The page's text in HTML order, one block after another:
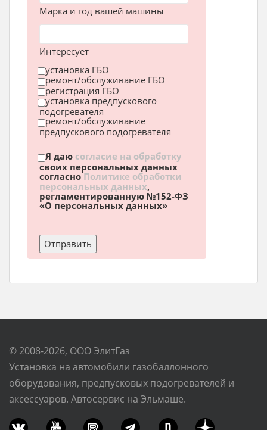
Марка и год вашей машины
Интересует
установка ГБО
ремонт/обслуживание ГБО
регистрация ГБО
установка предпускового
подогревателя
ремонт/обслуживание
предпускового подогревателя
Я даю согласие на обработку
своих персональных данных
согласноПолитике обработки
персональных данных,
регламентированную №152-ФЗ
«О персональных данных»
© 2008-2026, ООО ЭлитГаз
Установка на автомобили газобаллонного
оборудования, предпусковых подогревателей и
аксессуаров. Автосервис на Эльмаше.